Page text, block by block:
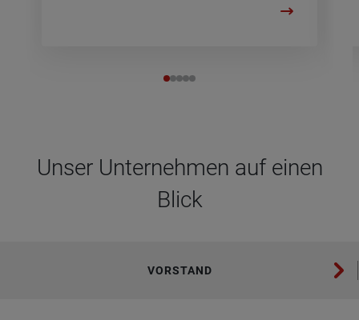
Unser Unter­neh­men auf einen
Blick
VORSTAND